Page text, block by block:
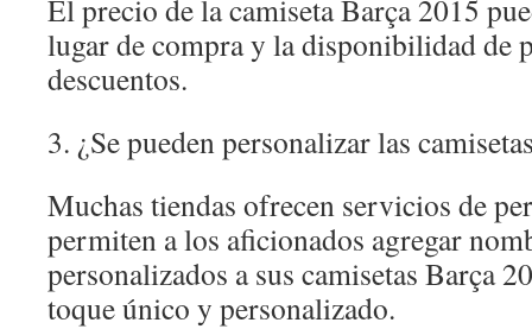
El precio de la camiseta Barça 2015
lugar de compra y la disponibilidad de
descuentos.
3. ¿Se pueden personalizar las
Muchas tiendas ofrecen servicios de
permiten a los aficionados agregar
personalizados a sus camisetas Barça
toque único y personalizado.